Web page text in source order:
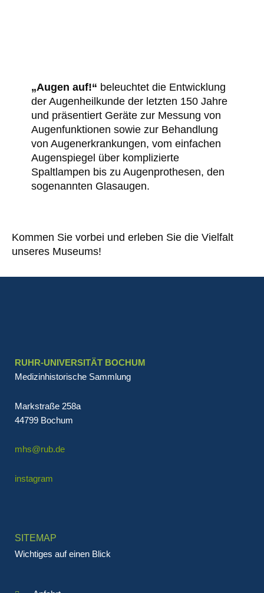
„Augen auf!“ beleuchtet die Entwicklung
der Augenheilkunde der letzten 150 Jahre
und präsentiert Geräte zur Messung von
Augenfunktionen sowie zur Behandlung
von Augenerkrankungen, vom einfachen
Augenspiegel über komplizierte
Spaltlampen bis zu Augenprothesen, den
sogenannten Glasaugen.
Kommen Sie vorbei und erleben Sie die Vielfalt
unseres Museums!
RUHR-UNIVERSITÄT BOCHUM
Medizinhistorische Sammlung
Markstraße 258a
44799 Bochum
mhs@rub.de
instagram
SITEMAP
Wichtiges auf einen Blick